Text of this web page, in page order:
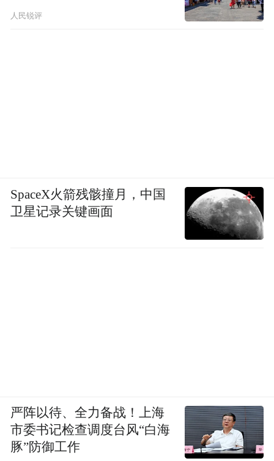
人民锐评
SpaceX火箭残骸撞月，中国
卫星记录关键画面
严阵以待、全力备战！上海
市委书记检查调度台风“白海
豚”防御工作